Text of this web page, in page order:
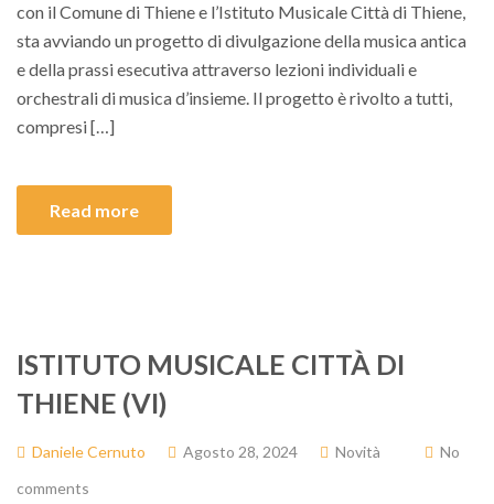
con il Comune di Thiene e l’Istituto Musicale Città di Thiene,
sta avviando un progetto di divulgazione della musica antica
e della prassi esecutiva attraverso lezioni individuali e
orchestrali di musica d’insieme. Il progetto è rivolto a tutti,
compresi […]
Read more
ISTITUTO MUSICALE CITTÀ DI
THIENE (VI)
Daniele Cernuto Agosto 28, 2024 Novità
No
comments